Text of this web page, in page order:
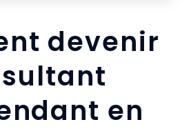
devenir
en